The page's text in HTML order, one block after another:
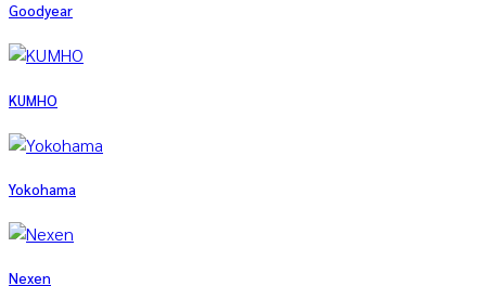
Goodyear
KUMHO
Yokohama
Nexen